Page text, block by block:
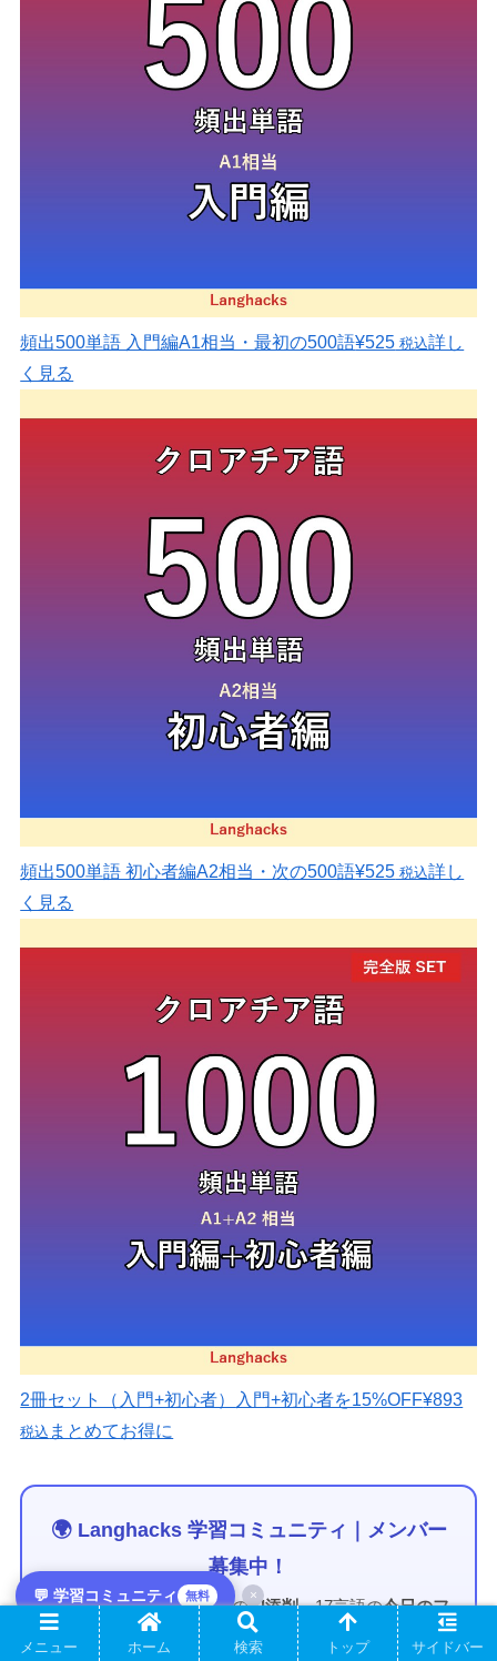
頻出500単語 入門編A1相当・最初の500語¥525 税込詳し
く見る
頻出500単語 初心者編A2相当・次の500語¥525 税込詳し
く見る
2冊セット（入門+初心者） 入門+初心者を15%OFF¥893
税込 まとめてお得に
🌍 Langhacks 学習コミュニティ｜メンバー
募集中！
外国語の文章を貼るだけのAI添削、17言語の今日のフ
レーズ 毎朝配信、ゆるく続く学習記録。ぜんぶ
で
💬 学習コミュニティ 無料 ×
メニュー ホーム 検索 トップ サイドバー